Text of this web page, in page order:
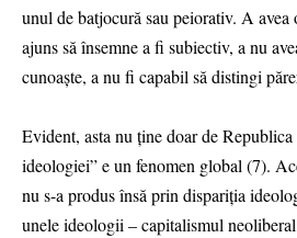
unul de batjocură sau peiorativ. A
ajuns să însemne a fi subiectiv, a nu
cunoaște, a nu fi capabil să distingi
Evident, asta nu ține doar de
ideologiei” e un fenomen global (7).
nu s-a produs însă prin dispariția
unele ideologii – capitalismul